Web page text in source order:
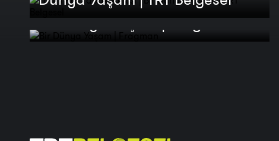
Bir Dünya Yaşam | Fragman